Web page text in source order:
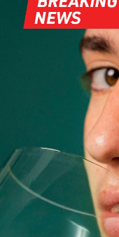
All
All
All
All
All
Anti-
All
All
All
All
All
All
专业治疗
IPL
痘肌护理
爱沙尼亚
法属波利尼西亚
德国
直布罗陀
希腊